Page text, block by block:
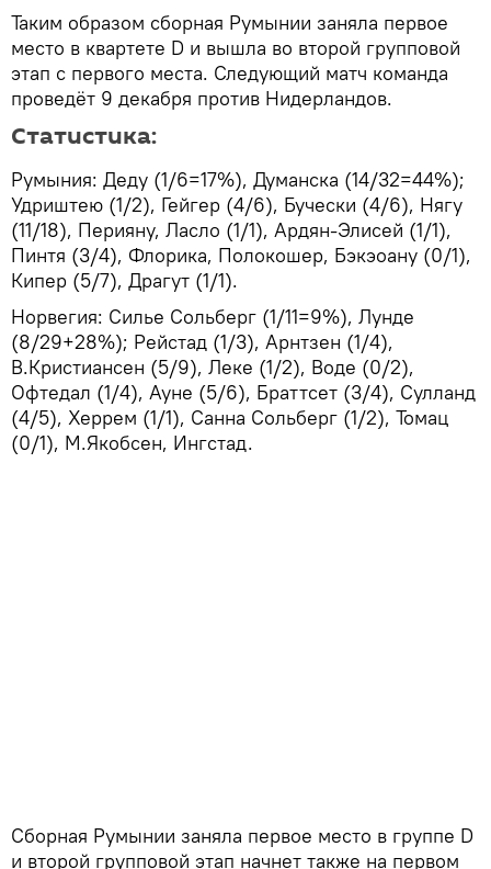
Таким образом сборная Румынии заняла первое
место в квартете D и вышла во второй групповой
этап с первого места. Следующий матч команда
проведёт 9 декабря против Нидерландов.
Статистика:
Румыния: Деду (1/6=17%), Думанска (14/32=44%);
Удриштею (1/2), Гейгер (4/6), Бучески (4/6), Нягу
(11/18), Перияну, Ласло (1/1), Ардян-Элисей (1/1),
Пинтя (3/4), Флорика, Полокошер, Бэкэоану (0/1),
Кипер (5/7), Драгут (1/1).
Норвегия: Силье Сольберг (1/11=9%), Лунде
(8/29+28%); Рейстад (1/3), Арнтзен (1/4),
В.Кристиансен (5/9), Леке (1/2), Воде (0/2),
Офтедал (1/4), Ауне (5/6), Браттсет (3/4), Сулланд
(4/5), Херрем (1/1), Санна Сольберг (1/2), Томац
(0/1), М.Якобсен, Ингстад.
Сборная Румынии заняла первое место в группе D
и второй групповой этап начнет также на первом